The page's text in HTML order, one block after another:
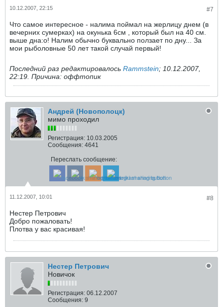
#7
10.12.2007, 22:15
Что самое интересное - налима поймал на жерлицу днем (в
вечерних сумерках) на окунька 6см , который был на 40 см.
выше дна:o! Налим обычно буквально ползает по дну... За
мои рыболовные 50 лет такой случай первый!
Последний раз редактировалось Rammstein; 10.12.2007,
22:19 Причина: оффтопик
Андрей (Новополоцк)
мимо проходил
Регистрация: 10.03.2005
Сообщения: 4641
Переслать сообщение:
#8
11.12.2007, 10:01
Нестер Петрович
Добро пожаловать!
Плотва у вас красивая!
Нестер Петрович
Новичок
Регистрация: 06.12.2007
Сообщения: 9